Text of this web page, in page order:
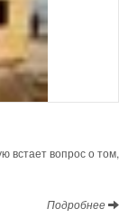
встает вопрос о том,
Подробнее